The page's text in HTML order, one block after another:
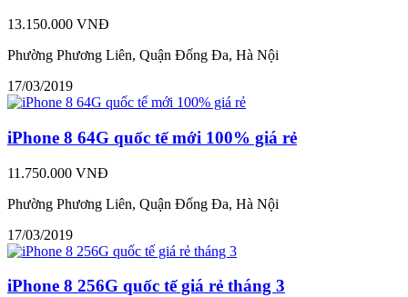
13.150.000 VNĐ
Phường Phương Liên, Quận Đống Đa, Hà Nội
17/03/2019
iPhone 8 64G quốc tế mới 100% giá rẻ
11.750.000 VNĐ
Phường Phương Liên, Quận Đống Đa, Hà Nội
17/03/2019
iPhone 8 256G quốc tế giá rẻ tháng 3